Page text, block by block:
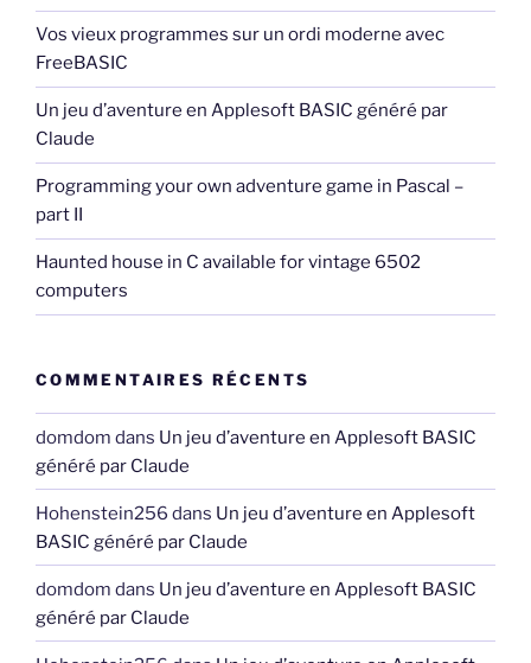
Vos vieux programmes sur un ordi moderne avec
FreeBASIC
Un jeu d’aventure en Applesoft BASIC généré par
Claude
Programming your own adventure game in Pascal –
part II
Haunted house in C available for vintage 6502
computers
COMMENTAIRES RÉCENTS
domdom dans Un jeu d’aventure en Applesoft BASIC
généré par Claude
Hohenstein256 dans Un jeu d’aventure en Applesoft
BASIC généré par Claude
domdom dans Un jeu d’aventure en Applesoft BASIC
généré par Claude